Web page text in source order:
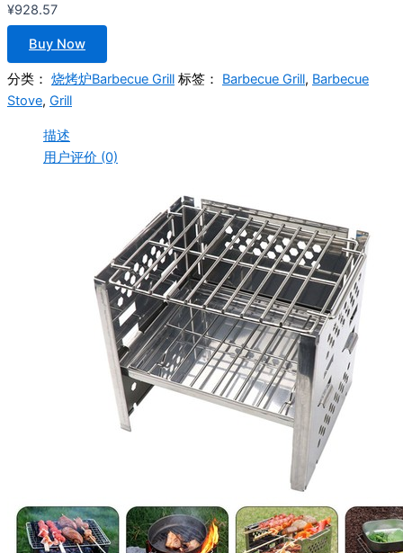
¥928.57
Buy Now
分类： 烧烤炉Barbecue Grill 标签： Barbecue Grill, Barbecue
Stove, Grill
描述
用户评价 (0)